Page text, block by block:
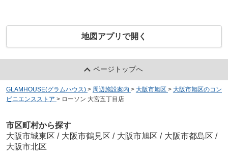
地図アプリで開く
ページトップへ
GLAMHOUSE(グラムハウス) > 周辺施設案内 > 大阪市旭区 > 大阪市旭区のコン
ビニエンスストア > ローソン 大宮五丁目店
市区町村から探す
大阪市城東区 / 大阪市鶴見区 / 大阪市旭区 / 大阪市都島区 /
大阪市北区